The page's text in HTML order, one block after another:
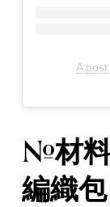
A
#材料
編織包